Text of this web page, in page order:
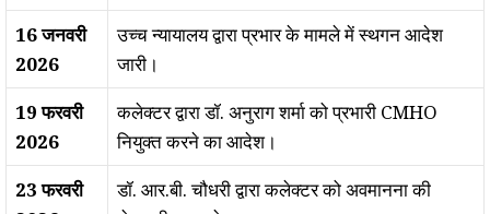
16 जनवरी
2026
उच्च न्यायालय द्वारा प्रभार के मामले में स्थगन आदेश
जारी।
19 फरवरी
2026
कलेक्टर द्वारा डॉ. अनुराग शर्मा को प्रभारी CMHO
नियुक्त करने का आदेश।
23 फरवरी
डॉ. आर.बी. चौधरी द्वारा कलेक्टर को अवमानना की